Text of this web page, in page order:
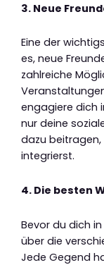
3. Neue
Eine der
es, neue
zahlreiche
engagiere dich
nur deine
dazu beitragen,
integrierst.
4. Die besten
Bevor du dich
über die
Jede Gegend